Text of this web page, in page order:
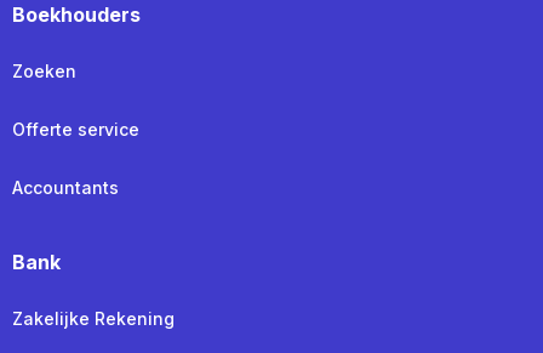
Boekhouders
Zoeken
Offerte service
Accountants
Bank
Zakelijke Rekening